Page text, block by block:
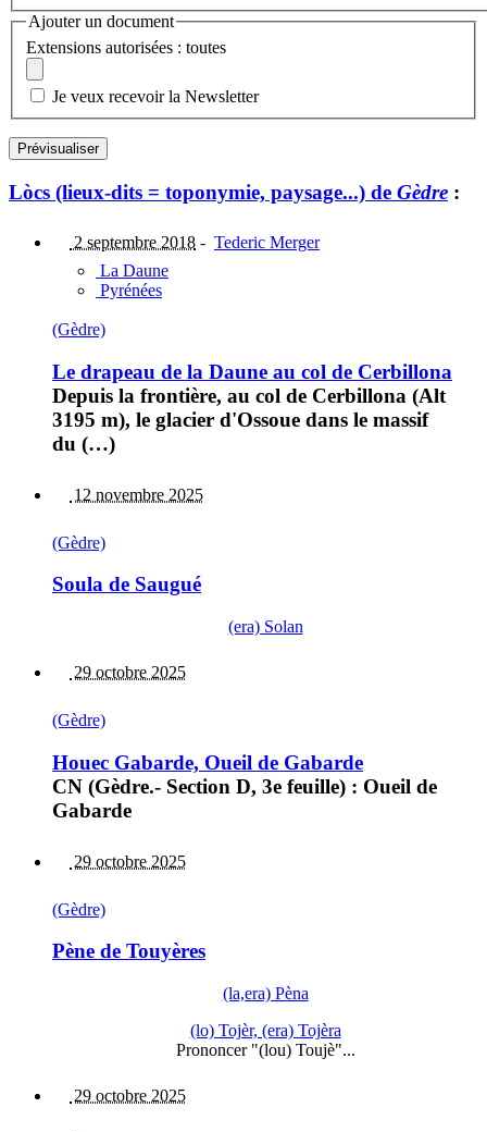
Ajouter un document
Extensions autorisées : toutes
Je veux recevoir la Newsletter
Lòcs (lieux-dits = toponymie, paysage...) de Gèdre :
2 septembre 2018 - Tederic Merger
La Daune
Pyrénées
(Gèdre)
Le drapeau de la Daune au col de Cerbillona
Depuis la frontière, au col de Cerbillona (Alt
3195 m), le glacier d'Ossoue dans le massif
du (…)
12 novembre 2025
(Gèdre)
Soula de Saugué
(era) Solan
29 octobre 2025
(Gèdre)
Houec Gabarde, Oueil de Gabarde
CN (Gèdre.- Section D, 3e feuille) : Oueil de
Gabarde
29 octobre 2025
(Gèdre)
Pène de Touyères
(la,era) Pèna
(lo) Tojèr, (era) Tojèra
Prononcer "(lou) Toujè"...
29 octobre 2025